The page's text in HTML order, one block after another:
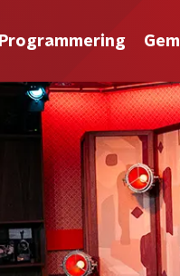
Programmering